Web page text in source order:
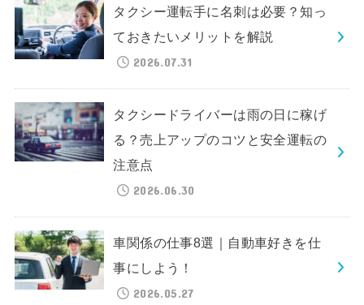
タクシー運転手に名刺は必要？知っ
ておきたいメリットを解説
2026.07.31
タクシードライバーは雨の日に稼げ
る？売上アップのコツと安全運転の
注意点
2026.06.30
車関係の仕事8選｜自動車好きを仕
事にしよう！
2026.05.27